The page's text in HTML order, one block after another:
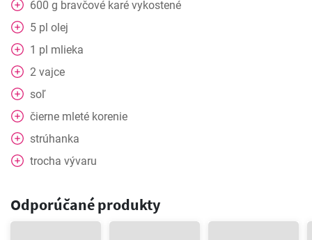
600 g bravčové karé vykostené
5 pl olej
1 pl mlieka
2 vajce
soľ
čierne mleté korenie
strúhanka
trocha vývaru
Odporúčané produkty